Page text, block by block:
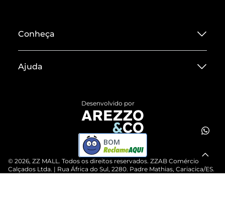
Conheça
Termos de Uso
Cartão Presente
Ajuda
Compre pelo WhatsApp
© 2026, ZZ MALL. Todos os direitos reservados. ZZAB Comércio de
Calçados Ltda. | Rua África do Sul, 2280. Padre Mathias, Cariacica/ES.
Desenvolvido por
BOM